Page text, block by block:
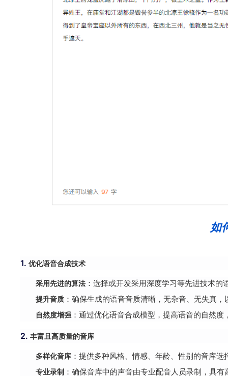
如
1. 优化语音合成技术
采用先进的算法 ：选择或开发采用深度学习等先进技术
提升音质 ：确保生成的语音音质清晰，无杂音、无失真
自然度增强 ：通过优化语音合成模型，提高语音的自然
2. 丰富且高质量的音库
多样化音库 ：提供多种风格、情感、年龄、性别的音库
专业录制 ：确保音库中的声音由专业配音人员录制，具